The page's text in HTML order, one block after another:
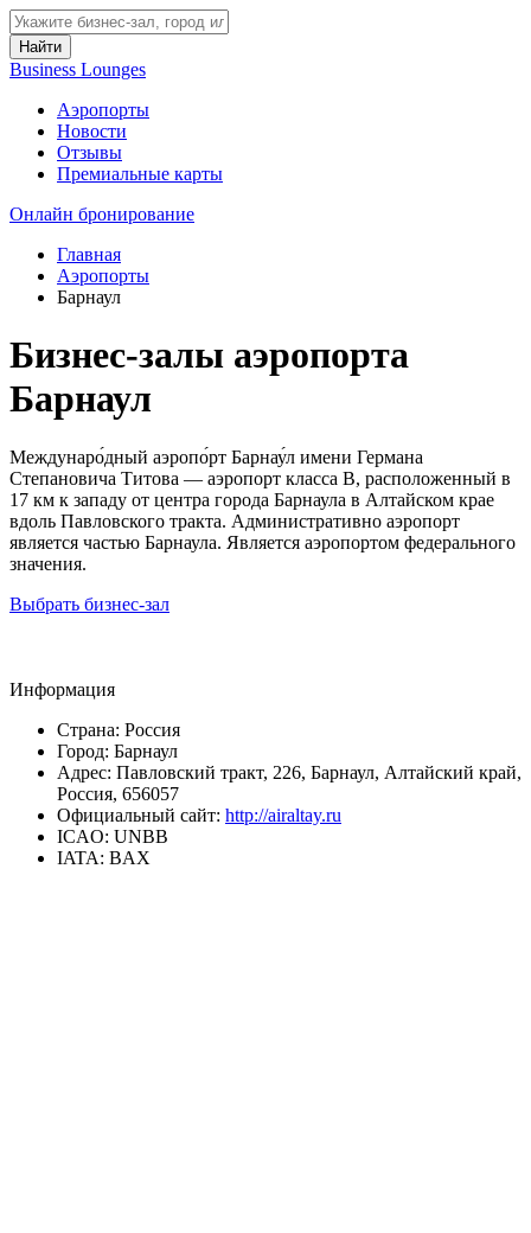
Найти
Business Lounges
Аэропорты
Новости
Отзывы
Премиальные карты
Онлайн бронирование
Главная
Аэропорты
Барнаул
Бизнес-залы аэропорта
Барнаул
Междунаро́дный аэропо́рт Барнау́л имени Германа
Степановича Титова — аэропорт класса В, расположенный в
17 км к западу от центра города Барнаула в Алтайском крае
вдоль Павловского тракта. Административно аэропорт
является частью Барнаула. Является аэропортом федерального
значения.
Выбрать бизнес-зал
Информация
Страна: Россия
Город: Барнаул
Адрес: Павловский тракт, 226, Барнаул, Алтайский край,
Россия, 656057
Официальный сайт: http://airaltay.ru
ICAO: UNBB
IATA: BAX